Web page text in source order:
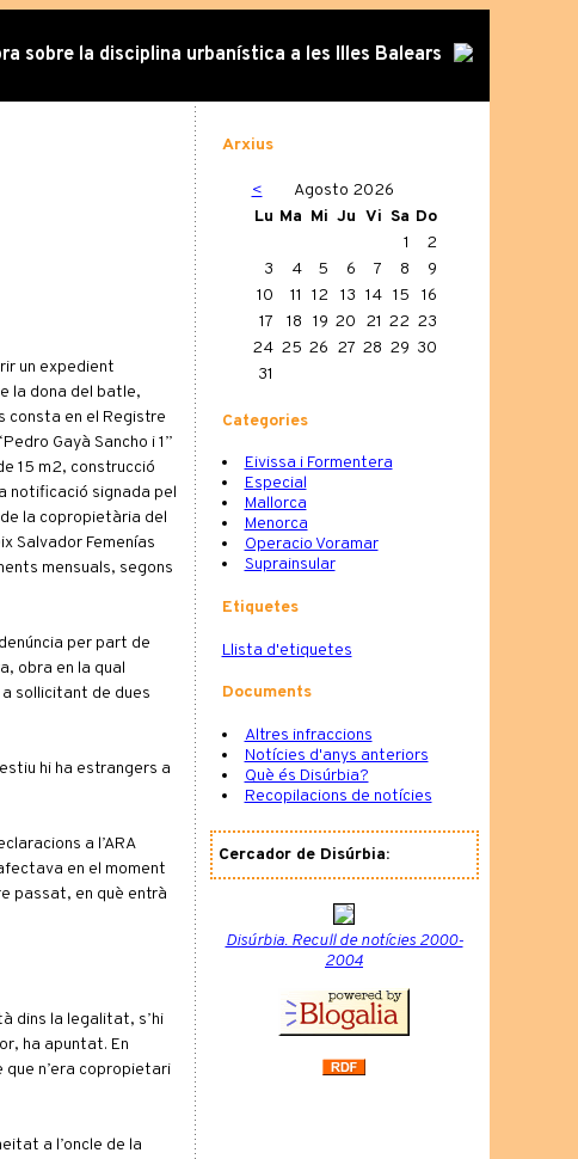
sobre la disciplina urbanística a les Illes Balears
un expedient
la dona del batle,
consta en el Registre
Gayà Sancho i 1”
15 m2, construcció
notificació signada pel
la copropietària del
Salvador Femenías
mensuals, segons
per part de
obra en la qual
sol·licitant de dues
hi ha estrangers a
a l’ARA
en el moment
passat, en què entrà
dins la legalitat, s’hi
ha apuntat. En
n’era copropietari
a l’oncle de la
Arxius
<
Agosto 2026
Lu Ma Mi Ju Vi Sa Do
1
2
3
4 5 6 7 8
9
10
11 12 13 14 15
16
17
18 19 20 21 22 23
24 25 26 27 28 29 30
31
Categories
Eivissa i Formentera
Especial
Mallorca
Menorca
Operacio Voramar
Suprainsular
Etiquetes
Llista d'etiquetes
Documents
Altres infraccions
Notícies d'anys anteriors
Què és Disúrbia?
Recopilacions de notícies
Cercador de Disúrbia:
Disúrbia. Recull de notícies 2000-
2004